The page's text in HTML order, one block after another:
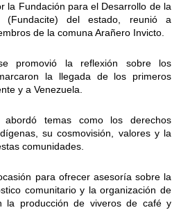
la Fundación para el Desarrollo de la
(Fundacite) del estado, reunió a
de la comuna Arañero Invicto.
promovió la reflexión sobre los
la llegada de los primeros
y a Venezuela.
abordó temas como los derechos
su cosmovisión, valores y la
comunidades.
para ofrecer asesoría sobre la
comunitario y la organización de
la producción de viveros de café y